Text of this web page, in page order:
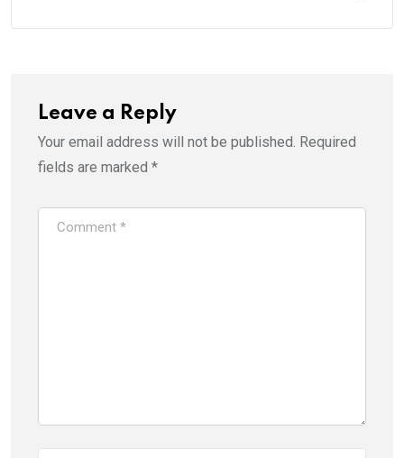
Leave a Reply
Your email address will not be published. Required
fields are marked *